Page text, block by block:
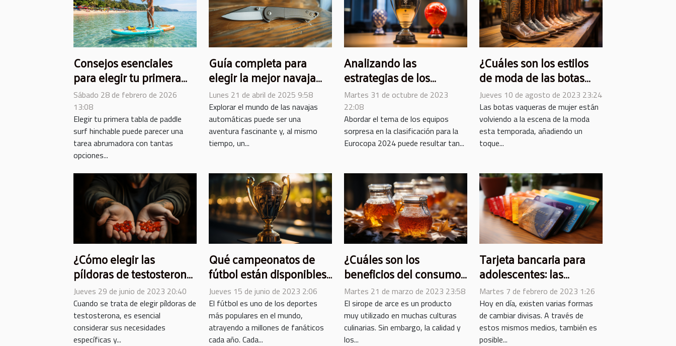
Consejos esenciales
para elegir tu primera
tabla de paddle surf
hinchable
Sábado 28 de febrero de 2026
13:08
Elegir tu primera tabla de paddle
surf hinchable puede parecer una
tarea abrumadora con tantas
opciones...
Guía completa para
elegir la mejor navaja
automática para ti
Lunes 21 de abril de 2025 9:58
Explorar el mundo de las navajas
automáticas puede ser una
aventura fascinante y, al mismo
tiempo, un...
Analizando las
estrategias de los
equipos sorpresa en las
primeras jornadas de la
clasificación para la
Eurocopa 2024
Martes 31 de octubre de 2023
22:08
Abordar el tema de los equipos
sorpresa en la clasificación para la
Eurocopa 2024 puede resultar tan...
¿Cuáles son los estilos
de moda de las botas
cowboy para mujer esta
temporada ?
Jueves 10 de agosto de 2023 23:24
Las botas vaqueras de mujer están
volviendo a la escena de la moda
esta temporada, añadiendo un
toque...
¿Cómo elegir las
píldoras de testosterona
que sean adecuadas
para usted y seguras ?
Jueves 29 de junio de 2023 20:40
Cuando se trata de elegir píldoras de
testosterona, es esencial
considerar sus necesidades
específicas y...
Qué campeonatos de
fútbol están disponibles
en Melbet?
Jueves 15 de junio de 2023 2:06
El fútbol es uno de los deportes
más populares en el mundo,
atrayendo a millones de fanáticos
cada año. Cada...
¿Cuáles son los
beneficios del consumo
de sirope de arce
ecológico ?
Martes 21 de marzo de 2023 23:58
El sirope de arce es un producto
muy utilizado en muchas culturas
culinarias. Sin embargo, la calidad y
los...
Tarjeta bancaria para
adolescentes: las
diferentes ventajas de
utilizarla
Martes 7 de febrero de 2023 1:26
Hoy en día, existen varias formas
de cambiar divisas. A través de
estos mismos medios, también es
posible...